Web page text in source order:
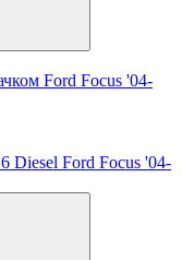
Ford Focus '04-